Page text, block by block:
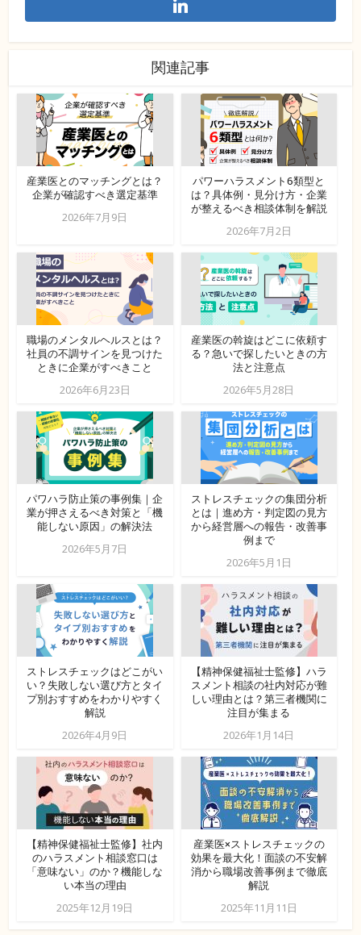
関連記事
産業医とのマッチングとは？
企業が確認すべき選定基準
2026年7月9日
パワーハラスメント6類型と
は？具体例・見分け方・企業
が整えるべき相談体制を解説
2026年7月2日
職場のメンタルヘルスとは？
社員の不調サインを見つけた
ときに企業がすべきこと
2026年6月23日
産業医の斡旋はどこに依頼す
る？急いで探したいときの方
法と注意点
2026年5月28日
パワハラ防止策の事例集｜企
業が押さえるべき対策と「機
能しない原因」の解決法
2026年5月7日
ストレスチェックの集団分析
とは｜進め方・判定図の見方
から経営層への報告・改善事
例まで
2026年5月1日
ストレスチェックはどこがい
い？失敗しない選び方とタイ
プ別おすすめをわかりやすく
解説
2026年4月9日
【精神保健福祉士監修】ハラ
スメント相談の社内対応が難
しい理由とは？第三者機関に
注目が集まる
2026年1月14日
【精神保健福祉士監修】社内
のハラスメント相談窓口は
「意味ない」のか？機能しな
い本当の理由
2025年12月19日
産業医×ストレスチェックの
効果を最大化！面談の不安解
消から職場改善事例まで徹底
解説
2025年11月11日